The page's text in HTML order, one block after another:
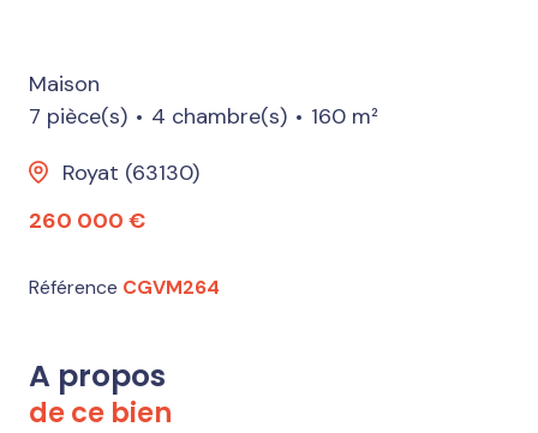
Maison
7 pièce(s)
4 chambre(s)
160 m²
Royat (63130)
260 000 €
Référence CGVM264
A propos
de ce bien